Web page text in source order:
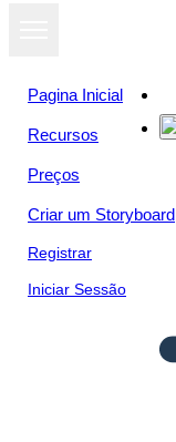
Pagina Inicial
Recursos
Preços
Criar um Storyboard
Registrar
Iniciar Sessão